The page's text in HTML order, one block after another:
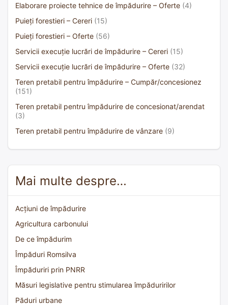
Elaborare proiecte tehnice de împădurire – Oferte (4)
Puieți forestieri – Cereri (15)
Puieți forestieri – Oferte (56)
Servicii execuție lucrări de împădurire – Cereri (15)
Servicii execuție lucrări de împădurire – Oferte (32)
Teren pretabil pentru împădurire – Cumpăr/concesionez
(151)
Teren pretabil pentru împădurire de concesionat/arendat
(3)
Teren pretabil pentru împădurire de vânzare (9)
Mai multe despre…
Acțiuni de împădurire
Agricultura carbonului
De ce împădurim
Împăduri Romsilva
Împăduriri prin PNRR
Măsuri legislative pentru stimularea împăduririlor
Păduri urbane